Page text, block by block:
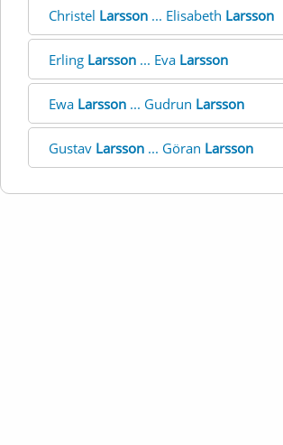
Christel Larsson ... Elisabeth Larsson
Erling Larsson ... Eva Larsson
Ewa Larsson ... Gudrun Larsson
Gustav Larsson ... Göran Larsson